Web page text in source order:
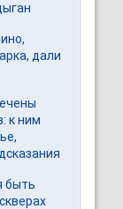
дали
к ним
быть